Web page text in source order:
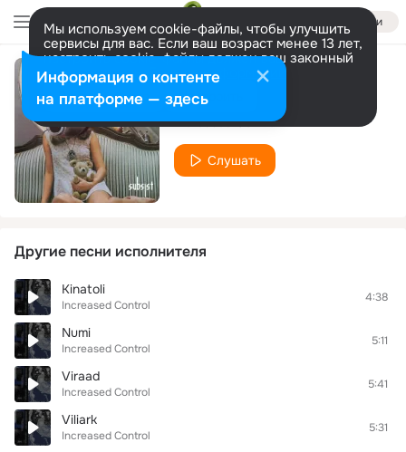
Войти
Мы используем cookie-файлы, чтобы улучшить
сервисы для вас. Если ваш возраст менее 13 лет,
настроить cookie-файлы должен ваш законный
представитель. Больше информации
Разрешить все Настроить
Cables Can Talk
Increased Control
Слушать
Другие песни исполнителя
Kinatoli
Increased Control
4:38
Numi
Increased Control
5:11
Viraad
Increased Control
5:41
Viliark
Increased Control
5:31
Информация о контенте
на платформе — здесь